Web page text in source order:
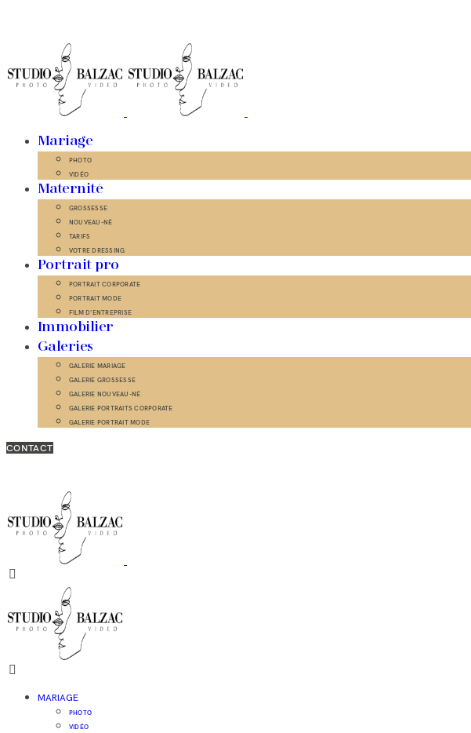
Mariage
PHOTO
VIDÉO
Maternité
GROSSESSE
NOUVEAU-NÉ
TARIFS
VOTRE DRESSING
Portrait pro
PORTRAIT CORPORATE
PORTRAIT MODE
FILM D’ENTREPRISE
Immobilier
Galeries
GALERIE MARIAGE
GALERIE GROSSESSE
GALERIE NOUVEAU-NÉ
GALERIE PORTRAITS CORPORATE
GALERIE PORTRAIT MODE
CONTACT
MARIAGE
PHOTO
VIDÉO